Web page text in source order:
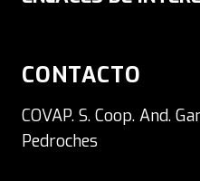
nos
de Cebo de
CONTACTO
COVAP. S. Coop. And.
Pedroches